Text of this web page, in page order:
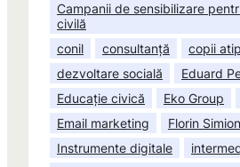
Campanii de sensibilizare
civilă
conil
consultanță
copii
dezvoltare socială
Eduard
Educație civică
Eko Group
Email marketing
Florin Simion
Instrumente digitale